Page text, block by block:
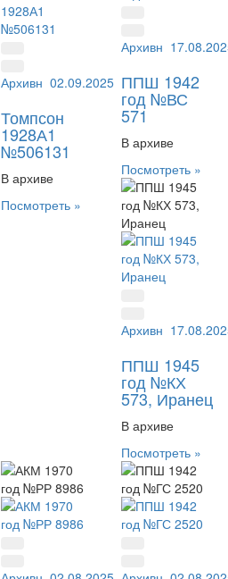
Архивный №:506131
02.09.2025
Томпсон
1928А1
№506131
В архиве
Посмотреть »
Архивный №:ВС
ППШ 1942
год №ВС
571
В архиве
Посмотреть »
Архивный №:КХ
ППШ 1945
год №КХ
573, Иранец
В архиве
Посмотреть »